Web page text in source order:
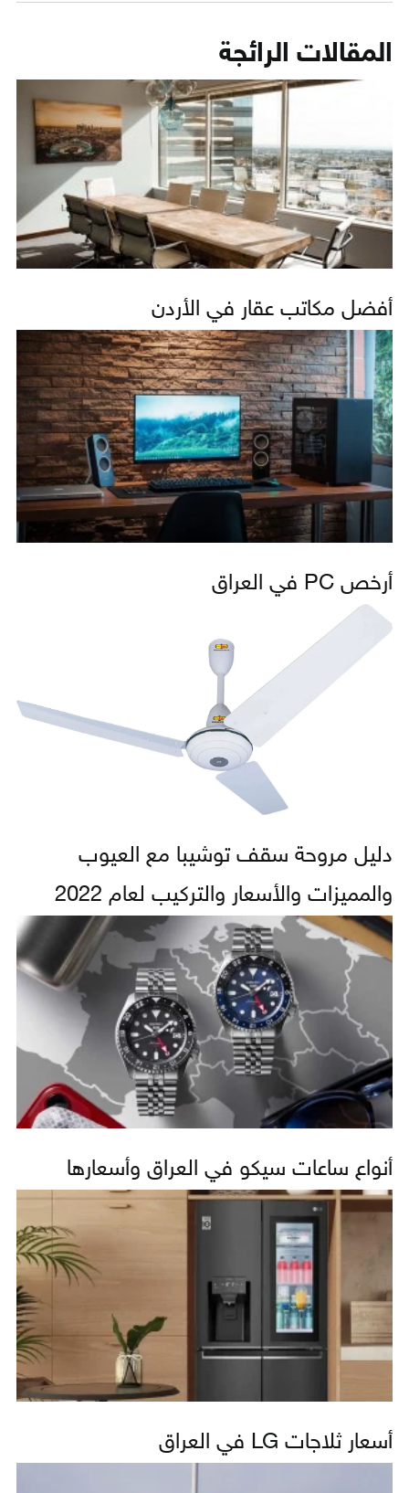
المقالات الرائجة
أفضل مكاتب عقار في الأردن
أرخص PC في العراق
دليل مروحة سقف توشيبا مع العيوب
والمميزات والأسعار والتركيب لعام 2022
أنواع ساعات سيكو في العراق وأسعارها
أسعار ثلاجات LG في العراق